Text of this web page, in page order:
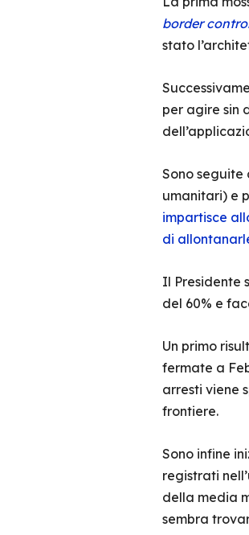
border
stato
per agire sin
Sono seguite
umanitari) e
impartisce
di
Il Presidente
del 60% e
Un primo
fermate a
arresti viene
frontiere.
Sono infine
registrati
della media
sembra